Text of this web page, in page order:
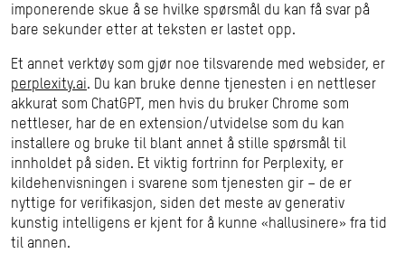
imponerende skue å se hvilke spørsmål du kan få svar på
bare sekunder etter at teksten er lastet opp.
Et annet verktøy som gjør noe tilsvarende med websider, er
perplexity.ai. Du kan bruke denne tjenesten i en nettleser
akkurat som ChatGPT, men hvis du bruker Chrome som
nettleser, har de en extension/utvidelse som du kan
installere og bruke til blant annet å stille spørsmål til
innholdet på siden. Et viktig fortrinn for Perplexity, er
kildehenvisningen i svarene som tjenesten gir – de er
nyttige for verifikasjon, siden det meste av generativ
kunstig intelligens er kjent for å kunne «hallusinere» fra tid
til annen.